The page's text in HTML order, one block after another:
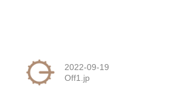
2022-09-19
Off1.jp